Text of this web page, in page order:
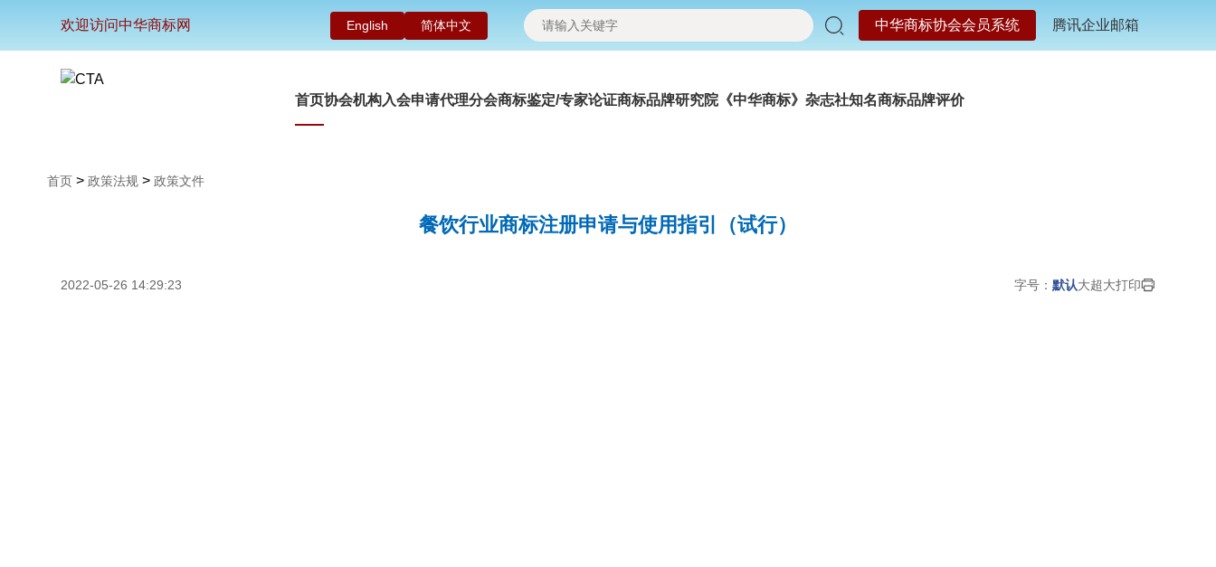
欢迎访问中华商标网 English 简体中文 中华商标协会会员系统 腾讯企业邮箱
首页协会机构入会申请代理分会商标鉴定/专家论证商标品牌研究院 《中华商标》杂志社知名商标品牌评价
首页 > 政策法规 > 政策文件
餐饮行业商标注册申请与使用指引（试行）
2022-05-26 14:29:23 字号： 默认大超大打印